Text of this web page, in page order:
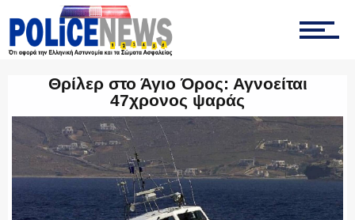
ΤΡΟΧΑΙΑ
ΟΠΚΕ
ΟΜΑΔΑ “Ζ”
Θρίλερ στο Άγιο Όρος: Αγνοείται
47χρονος ψαράς